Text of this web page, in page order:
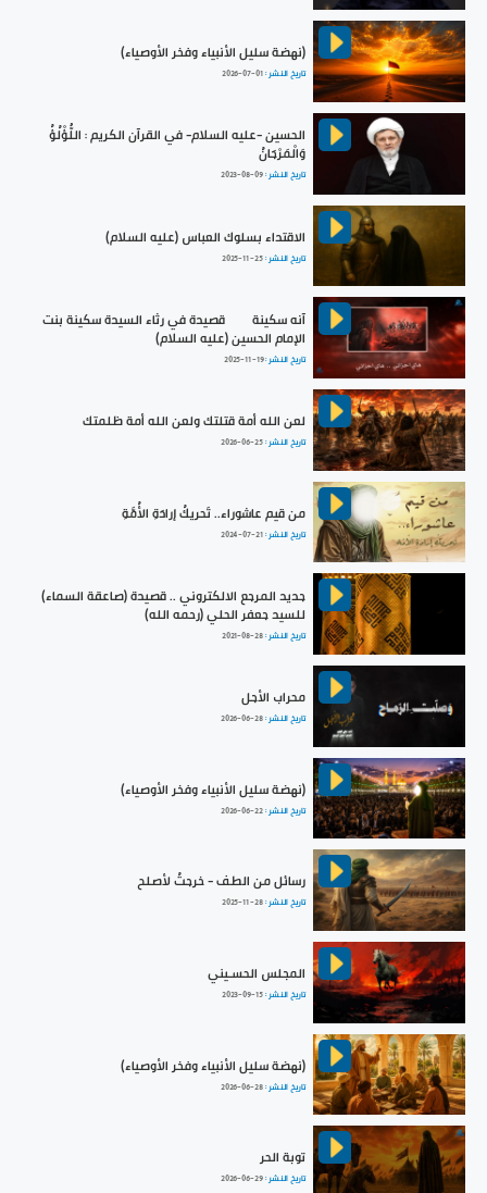
(نهضة سليل الأنبياء وفخر الأوصياء)
تاريخ النشر :2026-07-01
الحسين -عليه السلام- في القرآن الكريم : اللُّؤْلُؤُ
وَالْمَرْجَانُ
تاريخ النشر :2023-08-09
الاقتداء بسلوك العباس (عليه السلام)
تاريخ النشر :2025-11-25
آنه سكينة | قصيدة في رثاء السيدة سكينة بنت
الإمام الحسين (عليه السلام)
تاريخ النشر :2025-11-19
لعن الله أمة قتلتك ولعن الله أمة ظلمتك
تاريخ النشر :2026-06-25
من قيم عاشوراء.. تَحريكُ إرادَةِ الأُمَّةِ
تاريخ النشر :2024-07-21
جديد المرجع الالكتروني .. قصيدة (صاعقة السماء)
للسيد جعفر الحلي (رحمه الله)
تاريخ النشر :2021-08-28
محراب الأجل
تاريخ النشر :2026-06-28
(نهضة سليل الأنبياء وفخر الأوصياء)
تاريخ النشر :2026-06-22
رسائل من الطف - خرجتُ لأصلح
تاريخ النشر :2025-11-28
المجلس الحسـيني
تاريخ النشر :2023-09-15
(نهضة سليل الأنبياء وفخر الأوصياء)
تاريخ النشر :2026-06-28
توبة الحر
تاريخ النشر :2026-06-29